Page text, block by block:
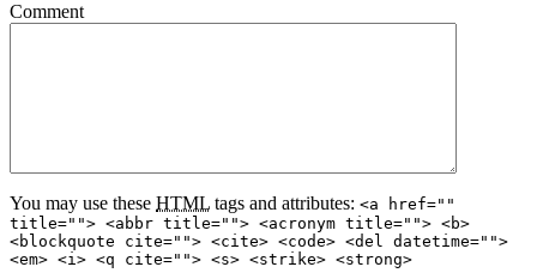
Comment
You may use these HTML tags and attributes: <a href=""
title=""> <abbr title=""> <acronym title=""> <b>
<blockquote cite=""> <cite> <code> <del datetime="">
<em> <i> <q cite=""> <s> <strike> <strong>